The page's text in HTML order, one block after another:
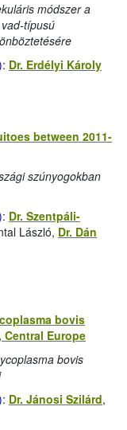
módszer a
típusú
: Dr. Erdélyi Károly
between 2011-
szúnyogokban
: Dr. Szentpáli-
László, Dr. Dán
bovis
Europe
bovis
: Dr. Jánosi Szilárd,